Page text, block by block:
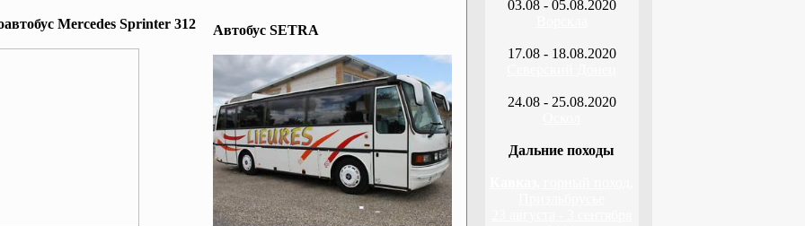
Mеrcedes Sprinter 312 Автобус SETRA
03.08 - 05.08.2020
17.08 - 18.08.2020
24.08 - 25.08.2020
Дальние походы